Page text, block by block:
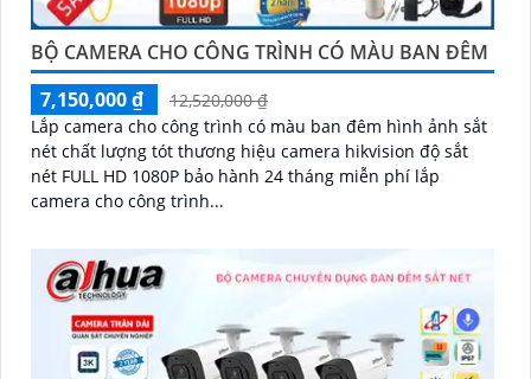
BỘ CAMERA CHO CÔNG TRÌNH CÓ MÀU BAN ĐÊM
7,150,000 ₫
12,520,000 ₫
Lắp camera cho công trình có màu ban đêm hình ảnh sắt
nét chất lượng tót thương hiệu camera hikvision độ sắt
nét FULL HD 1080P bảo hành 24 tháng miễn phí lắp
camera cho công trình...